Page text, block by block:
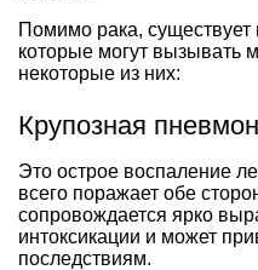
Помимо рака, существует
которые могут вызывать
некоторые из них:
Крупозная
Это острое воспаление
всего поражает обе
сопровождается ярко
интоксикации и может
последствиям.